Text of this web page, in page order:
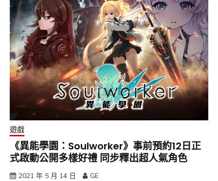
遊戲
《異能學園：Soulworker》事前預約12日正
式啟動公開多樣好禮 同步釋出超人氣角色
2021 年 5 月 14 日 GE